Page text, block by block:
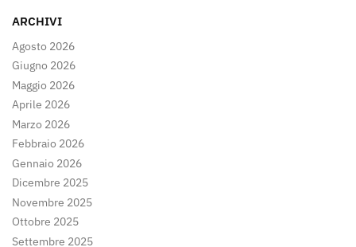
ARCHIVI
Agosto 2026
Giugno 2026
Maggio 2026
Aprile 2026
Marzo 2026
Febbraio 2026
Gennaio 2026
Dicembre 2025
Novembre 2025
Ottobre 2025
Settembre 2025